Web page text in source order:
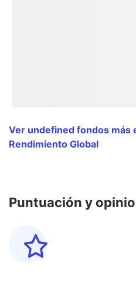
Ver undefined fondos más
Rendimiento Global
Puntuación y